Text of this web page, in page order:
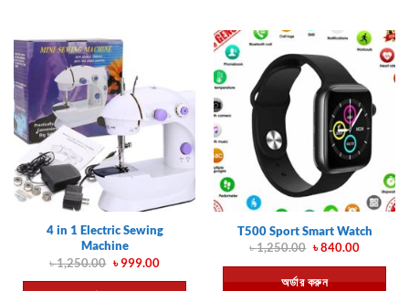
4 in 1 Electric Sewing
Machine
৳1,250.00 Original
was:
৳999.00Current
is:
T500 Sport Smart Watch
৳1,250.00 Original
was:
৳ 1,250.00.
৳840.00Current
is:
৳ 840.00.
অর্ডার করুন